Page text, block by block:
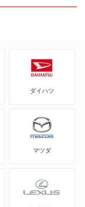
ダイハツ
マツダ